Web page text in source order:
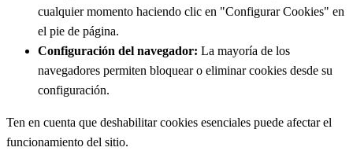
cualquier momento haciendo clic en "Configurar Cookies" en
el pie de página.
Configuración del navegador: La mayoría de los
navegadores permiten bloquear o eliminar cookies desde su
configuración.
Ten en cuenta que deshabilitar cookies esenciales puede afectar el
funcionamiento del sitio.